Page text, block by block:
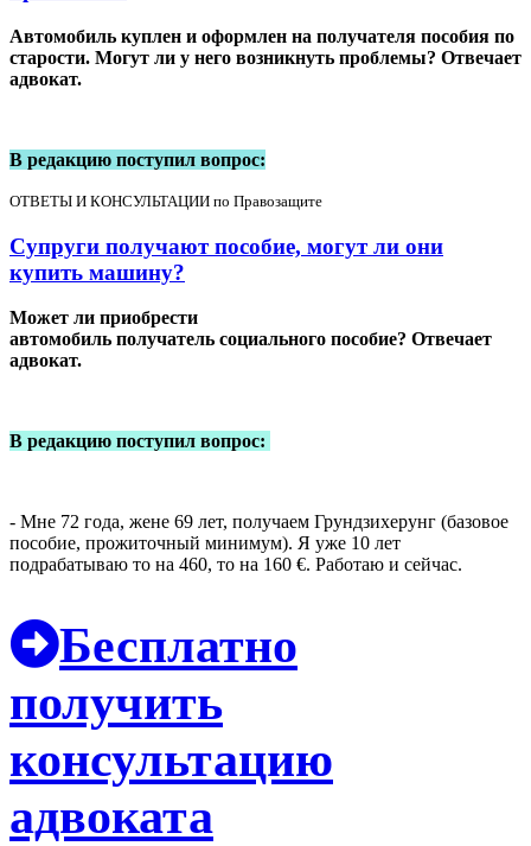
Автомобиль куплен и оформлен на получателя пособия по
старости. Могут ли у него возникнуть проблемы? Отвечает
адвокат.
В редакцию поступил вопрос:
ОТВЕТЫ И КОНСУЛЬТАЦИИ по Правозащите
Супруги получают пособие, могут ли они
купить машину?
Может ли приобрести
автомобиль получатель социального пособие? Отвечает
адвокат.
В редакцию поступил вопрос:
- Мне 72 года, жене 69 лет, получаем Грундзихерунг (базовое
пособие, прожиточный минимум). Я уже 10 лет
подрабатываю то на 460, то на 160 €. Работаю и сейчас.
Бесплатно
получить
консультацию
адвоката